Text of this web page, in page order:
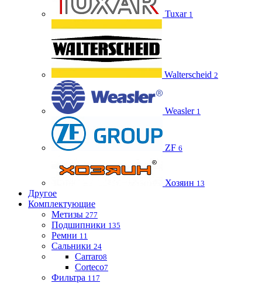
Tuxar 1
Walterscheid 2
Weasler 1
ZF 6
Хозяин 13
Другое
Комплектующие
Метизы 277
Подшипники 135
Ремни 11
Сальники 24
Carraro8
Corteco7
Фильтра 117